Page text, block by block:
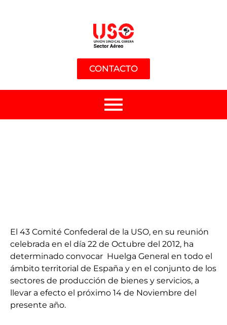
CONTACTO
El 43 Comité Confederal de la USO, en su reunión
celebrada en el día 22 de Octubre del 2012, ha
determinado convocar Huelga General en todo el
ámbito territorial de España y en el conjunto de los
sectores de producción de bienes y servicios, a
llevar a efecto el próximo 14 de Noviembre del
presente año.